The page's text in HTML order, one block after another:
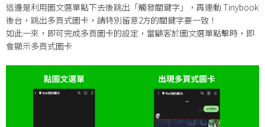
這邊是利用圖文選單點下去後跳出「觸發關鍵字」，再連動 Tinybook
後台，跳出多頁式圖卡，請特別留意2方的關鍵字要一致！
如此一來，即可完成多頁圖卡的設定，當顧客於圖文選單點擊時，即
會顯示多頁式圖卡